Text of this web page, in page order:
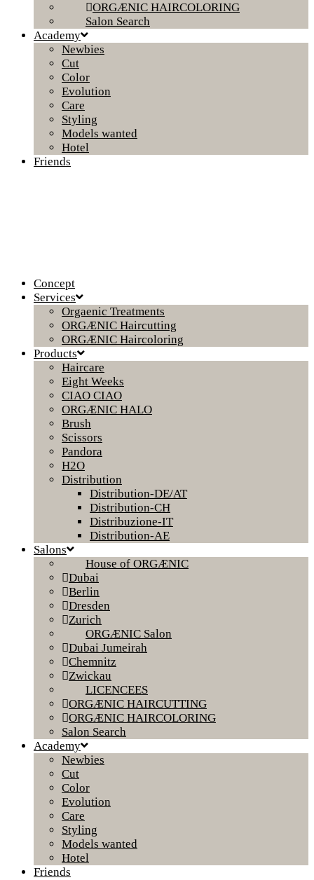
ORGÆNIC HAIRCOLORING
Salon Search
Academy
Newbies
Cut
Color
Evolution
Care
Styling
Models wanted
Hotel
Friends
Concept
Services
Orgaenic Treatments
ORGÆNIC Haircutting
ORGÆNIC Haircoloring
Products
Haircare
Eight Weeks
CIAO CIAO
ORGÆNIC HALO
Brush
Scissors
Pandora
H2O
Distribution
Distribution-DE/AT
Distribution-CH
Distribuzione-IT
Distribution-AE
Salons
House of ORGÆNIC
Dubai
Berlin
Dresden
Zurich
ORGÆNIC Salon
Dubai Jumeirah
Chemnitz
Zwickau
LICENCEES
ORGÆNIC HAIRCUTTING
ORGÆNIC HAIRCOLORING
Salon Search
Academy
Newbies
Cut
Color
Evolution
Care
Styling
Models wanted
Hotel
Friends